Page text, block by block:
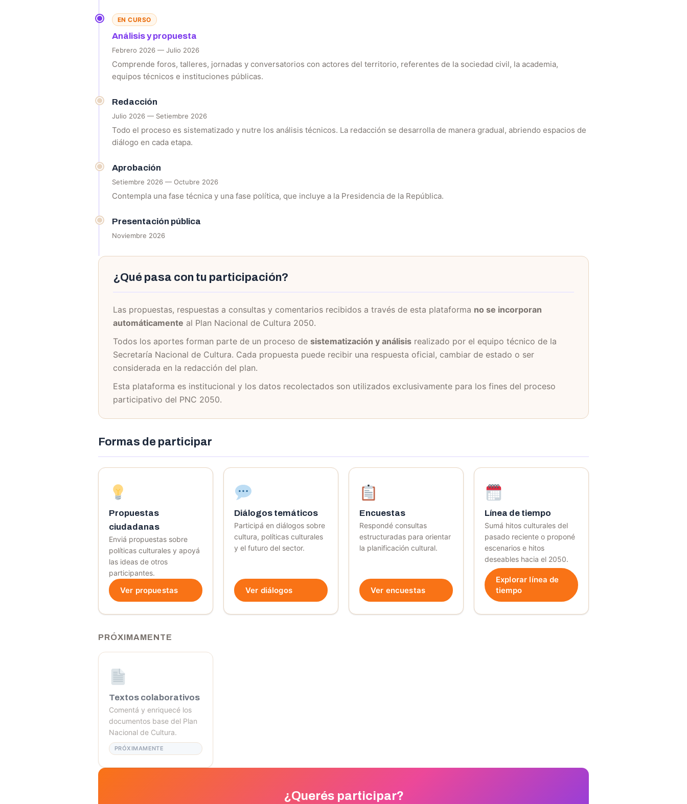
EN CURSO
Análisis y propuesta
Febrero 2026 — Julio 2026
Comprende foros, talleres, jornadas y conversatorios con actores del territorio, referentes de la sociedad civil, la academia,
equipos técnicos e instituciones públicas.
Redacción
Julio 2026 — Setiembre 2026
Todo el proceso es sistematizado y nutre los análisis técnicos. La redacción se desarrolla de manera gradual, abriendo espacios de
diálogo en cada etapa.
Aprobación
Setiembre 2026 — Octubre 2026
Contempla una fase técnica y una fase política, que incluye a la Presidencia de la República.
Presentación pública
Noviembre 2026
¿Qué pasa con tu participación?
Las propuestas, respuestas a consultas y comentarios recibidos a través de esta plataforma no se incorporan
automáticamente al Plan Nacional de Cultura 2050.
Todos los aportes forman parte de un proceso de sistematización y análisis realizado por el equipo técnico de la
Secretaría Nacional de Cultura. Cada propuesta puede recibir una respuesta oficial, cambiar de estado o ser
considerada en la redacción del plan.
Esta plataforma es institucional y los datos recolectados son utilizados exclusivamente para los fines del proceso
participativo del PNC 2050.
Formas de participar
Propuestas
ciudadanas
Enviá propuestas sobre
políticas culturales y apoyá
las ideas de otros
participantes.
Ver propuestas
Diálogos temáticos
Participá en diálogos sobre
cultura, políticas culturales
y el futuro del sector.
Ver diálogos
Encuestas
Respondé consultas
estructuradas para orientar
la planificación cultural.
Ver encuestas
Línea de tiempo
Sumá hitos culturales del
pasado reciente o proponé
escenarios e hitos
deseables hacia el 2050.
Explorar línea de
tiempo
PRÓXIMAMENTE
Textos colaborativos
Comentá y enriquecé los
documentos base del Plan
Nacional de Cultura.
PRÓXIMAMENTE
¿Querés participar?